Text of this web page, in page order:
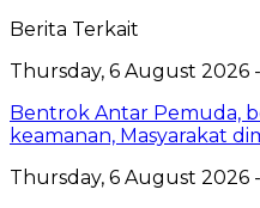
Berita Terkait
Thursday, 6 August 2026
Bentrok Antar Pemuda,
keamanan, Masyarakat
Thursday, 6 August 2026 -